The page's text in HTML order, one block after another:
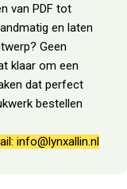
van PDF tot
en laten
Geen
klaar om een
dat perfect
bestellen
info@lynxallin.nl